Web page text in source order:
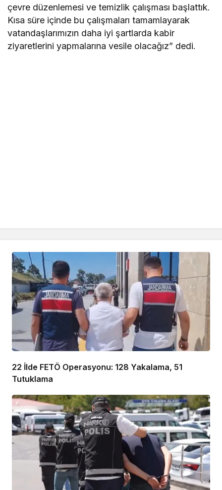
çevre düzenlemesi ve temizlik çalışması başlattık.
Kısa süre içinde bu çalışmaları tamamlayarak
vatandaşlarımızın daha iyi şartlarda kabir
ziyaretlerini yapmalarına vesile olacağız” dedi.
22 İlde FETÖ Operasyonu: 128 Yakalama, 51
Tutuklama